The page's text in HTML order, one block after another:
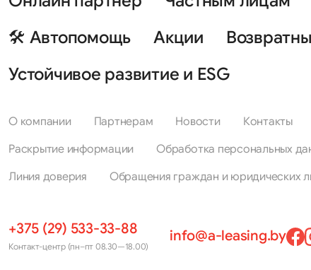
🛠 Автопомощь
Акции
Устойчивое развитие и ESG
О компании Партнерам Новости Контакты
Раскрытие информации
Обработка персональных
Линия доверия
Обращения граждан и юридических
+375 (29) 533-33-88
Контакт-центр (пн–пт 08.30—18.00)
info@a-leasing.by